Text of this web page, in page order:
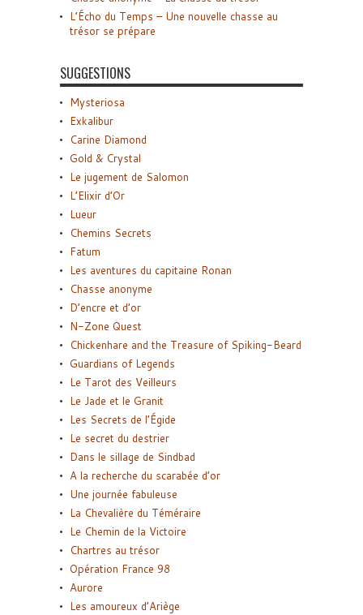
L’Écho du Temps – Une nouvelle chasse au
trésor se prépare
SUGGESTIONS
Mysteriosa
Exkalibur
Carine Diamond
Gold & Crystal
Le jugement de Salomon
L’Elixir d’Or
Lueur
Chemins Secrets
Fatum
Les aventures du capitaine Ronan
Chasse anonyme
D’encre et d’or
N-Zone Quest
Chickenhare and the Treasure of Spiking-Beard
Guardians of Legends
Le Tarot des Veilleurs
Le Jade et le Granit
Les Secrets de l’Égide
Le secret du destrier
Dans le sillage de Sindbad
A la recherche du scarabée d’or
Une journée fabuleuse
La Chevalière du Téméraire
Le Chemin de la Victoire
Chartres au trésor
Opération France 98
Aurore
Les amoureux d’Ariège